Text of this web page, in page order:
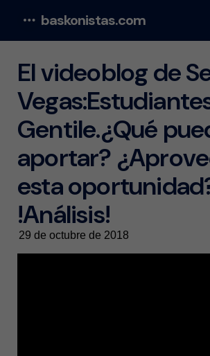
baskonistas.com
El videoblog de
Gentile.¿Qué
aportar?
esta
!Análisis!
29 de octubre de 2018